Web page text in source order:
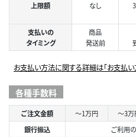
上限額 なし
支払いの
タイミング
商品
発送前
お支払い方法に関する詳細は「お支払い
各種手数料
ご注文金額 ～1万円 ～3万
銀行振込
ご利用